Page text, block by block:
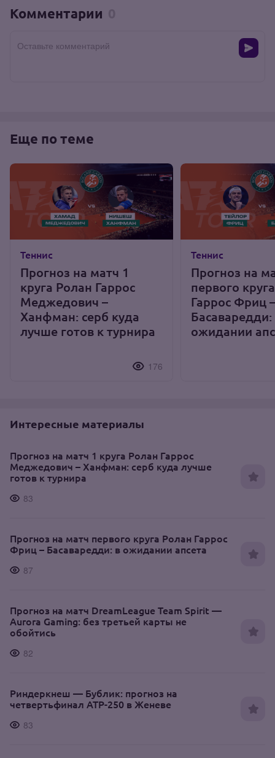
Комментарии
Оставьте комментарий
Еще по теме
Теннис
Прогноз на матч 1
круга Ролан Гаррос
Меджедович –
Ханфман: серб куда
лучше готов к турнира
176
Теннис
Прогноз на
первого
Гаррос Фриц –
Басаваредди:
ожидании
Интересные материалы
Прогноз на матч 1 круга Ролан Гаррос
Меджедович – Ханфман: серб куда лучше
готов к турнира
83
Прогноз на матч первого круга Ролан Гаррос
Фриц – Басаваредди: в ожидании апсета
87
Прогноз на матч DreamLeague Team Spirit —
Aurora Gaming: без третьей карты не
обойтись
82
Риндеркнеш — Бублик: прогноз на
четвертьфинал ATP-250 в Женеве
83